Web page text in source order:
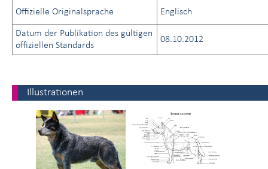
Offizielle Originalsprache Englisch
Datum der Publikation des gültigen
offiziellen Standards
08.10.2012
Illustrationen